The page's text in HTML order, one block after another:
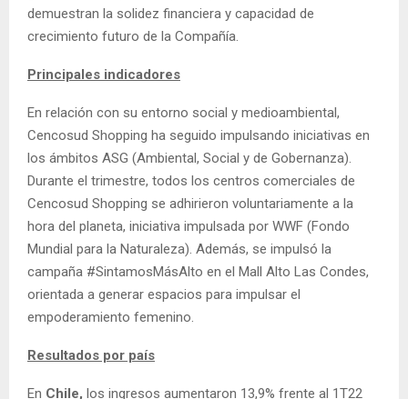
demuestran la solidez financiera y capacidad de
crecimiento futuro de la Compañía.
Principales indicadores
En relación con su entorno social y medioambiental,
Cencosud Shopping ha seguido impulsando iniciativas en
los ámbitos ASG (Ambiental, Social y de Gobernanza).
Durante el trimestre, todos los centros comerciales de
Cencosud Shopping se adhirieron voluntariamente a la
hora del planeta, iniciativa impulsada por WWF (Fondo
Mundial para la Naturaleza). Además, se impulsó la
campaña #SintamosMásAlto en el Mall Alto Las Condes,
orientada a generar espacios para impulsar el
empoderamiento femenino.
Resultados por país
En Chile, los ingresos aumentaron 13,9% frente al 1T22